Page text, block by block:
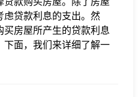
虑贷款利息的支出。然
买房屋所产生的贷款利息
下面，我们来详细了解一